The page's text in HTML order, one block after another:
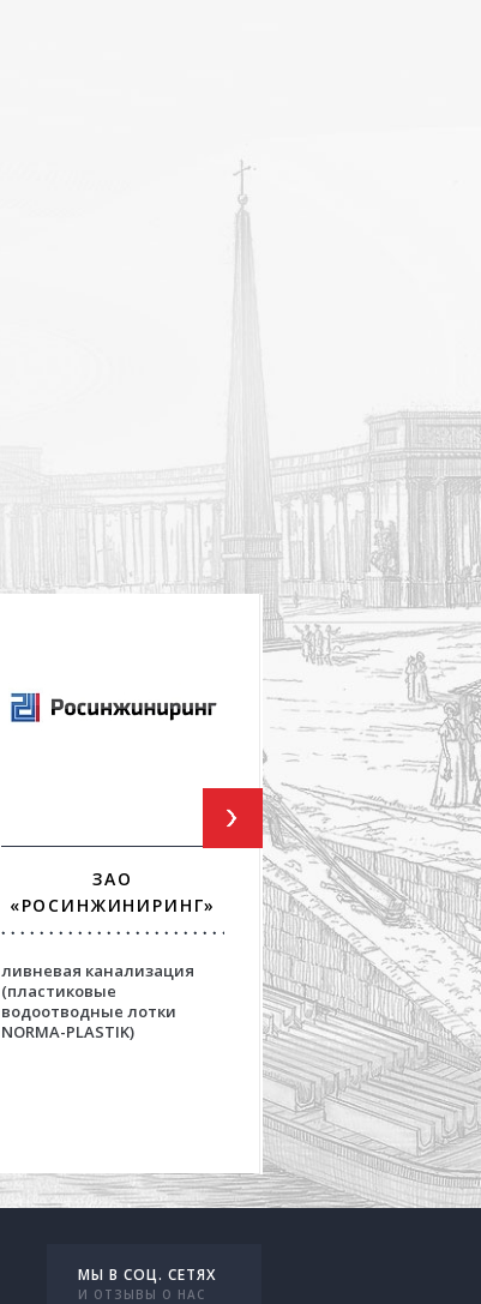
ЗАО
«РОСИНЖИНИРИНГ»
ливневая канализация
(пластиковые
водоотводные лотки
NORMA-PLASTIK)
ФГУП ГПИ И НИИ
решения для взлетно-
посадочных полос
аэродромов на основе
бетонных
лотков серии OPTIMA
МЫ В СОЦ. СЕТЯХ
И ОТЗЫВЫ О НАС